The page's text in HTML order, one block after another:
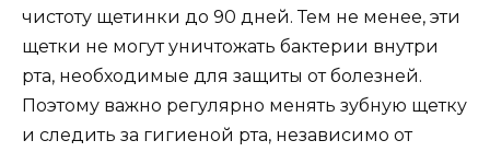
чистоту щетинки до 90 дней. Тем не менее, эти
щетки не могут уничтожать бактерии внутри
рта, необходимые для защиты от болезней.
Поэтому важно регулярно менять зубную щетку
и следить за гигиеной рта, независимо от